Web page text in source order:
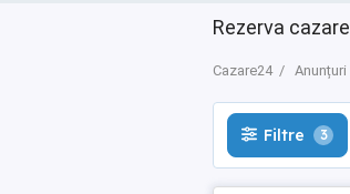
Rezerva
Cazare24 Anunțuri
Filtre 3